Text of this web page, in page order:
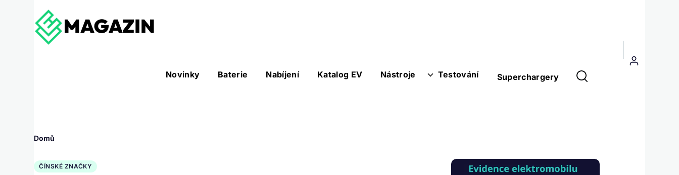
Hlavní
Novinky Baterie Nabíjení Katalog EV Nástroje
Nástroje sub-navigation Testování Superchargery
Menu
uživatelského
Drobečková
navigace
Domů
ČÍNSKÉ ZNAČKY Obrázek